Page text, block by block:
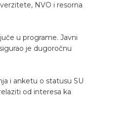
NVO i resorna
u programe. Javni
je dugoročnu
i anketu o statusu SU
od interesa ka